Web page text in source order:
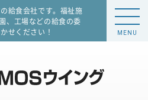
給食会社です。福祉施
、工場などの給食の委
せください！
MENU